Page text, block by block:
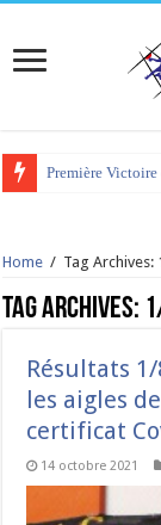
Première
Home / Tag Archives:
Tag Archives:
Résultats
les aigles
certificat
14 octobre 2021